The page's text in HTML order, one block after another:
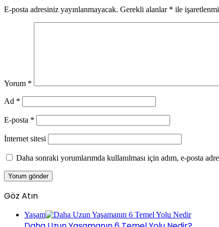
E-posta adresiniz yayınlanmayacak. Gerekli alanlar * ile
Yorum *
Ad *
E-posta *
İnternet sitesi
Daha sonraki yorumlarımda kullanılması için adım, e-posta
Göz Atın
Yaşam